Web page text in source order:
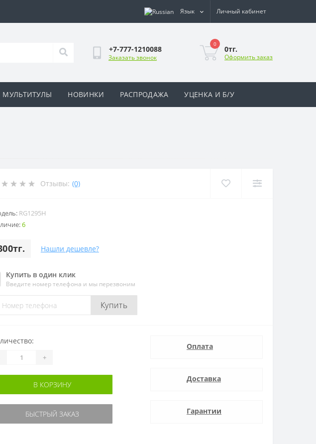
Язык Личный кабинет
+7-777-1210088
Заказать звонок
0
0тг.
Оформить заказ
МУЛЬТИТУЛЫ НОВИНКИ РАСПРОДАЖА УЦЕНКА И Б/У
Отзывы: (0)
RG1295H
6
Нашли дешевле?
Купить в один клик
Введите номер телефона и мы перезвоним
Купить
+
В КОРЗИНУ
БЫСТРЫЙ ЗАКАЗ
Оплата
Доставка
Гарантии